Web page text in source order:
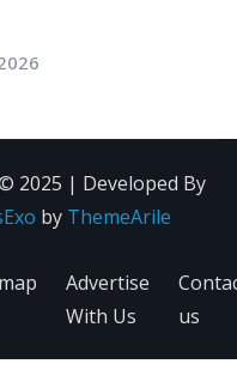
2025 | Developed By
by ThemeArile
Advertise
With Us
us